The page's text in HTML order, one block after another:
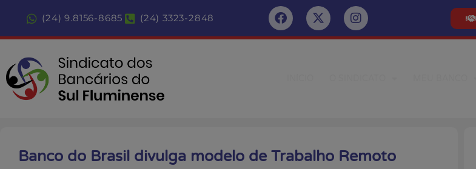
(24) 9.8156-8685 (24) 3323-2848
Banco do Brasil divulga modelo de Trabalho Remoto